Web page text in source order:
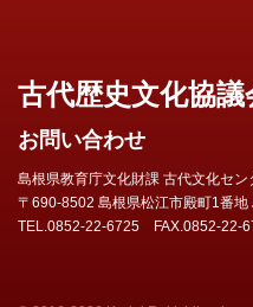
古代歴史文化協議
お問い合わせ
島根県教育庁文化財課 古代文化セン
〒690-8502 島根県松江市殿町1番地
TEL.0852-22-6725 FAX.0852-22-